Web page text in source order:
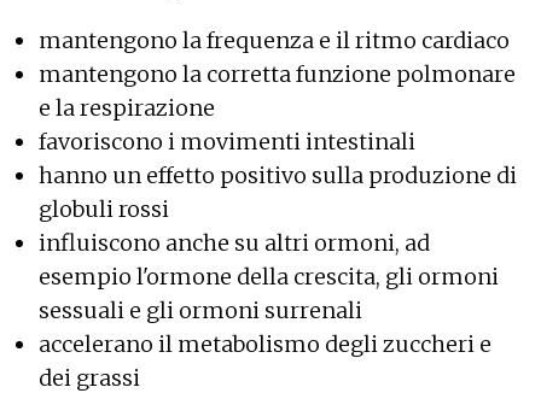
mantengono la frequenza e il ritmo cardiaco
mantengono la corretta funzione polmonare
e la respirazione
favoriscono i movimenti intestinali
hanno un effetto positivo sulla produzione di
globuli rossi
influiscono anche su altri ormoni, ad
esempio l'ormone della crescita, gli ormoni
sessuali e gli ormoni surrenali
accelerano il metabolismo degli zuccheri e
dei grassi